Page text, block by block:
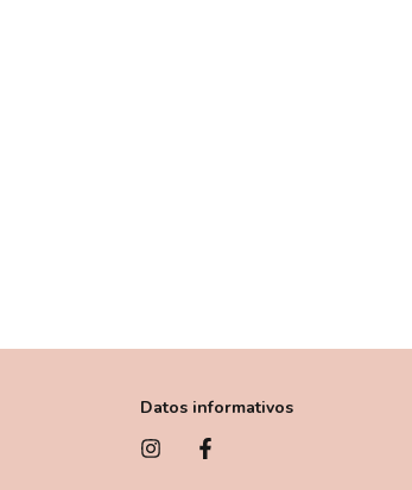
Datos informativos